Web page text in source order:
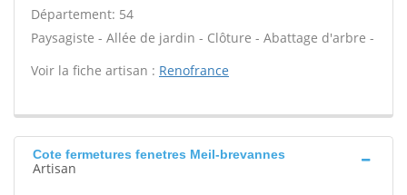
Département: 54
Paysagiste - Allée de jardin - Clôture - Abattage d'arbre -
Voir la fiche artisan : Renofrance
Cote fermetures fenetres Meil-brevannes
Artisan